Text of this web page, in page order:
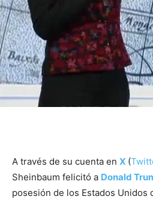
A través de su cuenta en X (
Sheinbaum felicitó a Donald
posesión de los Estados Unidos